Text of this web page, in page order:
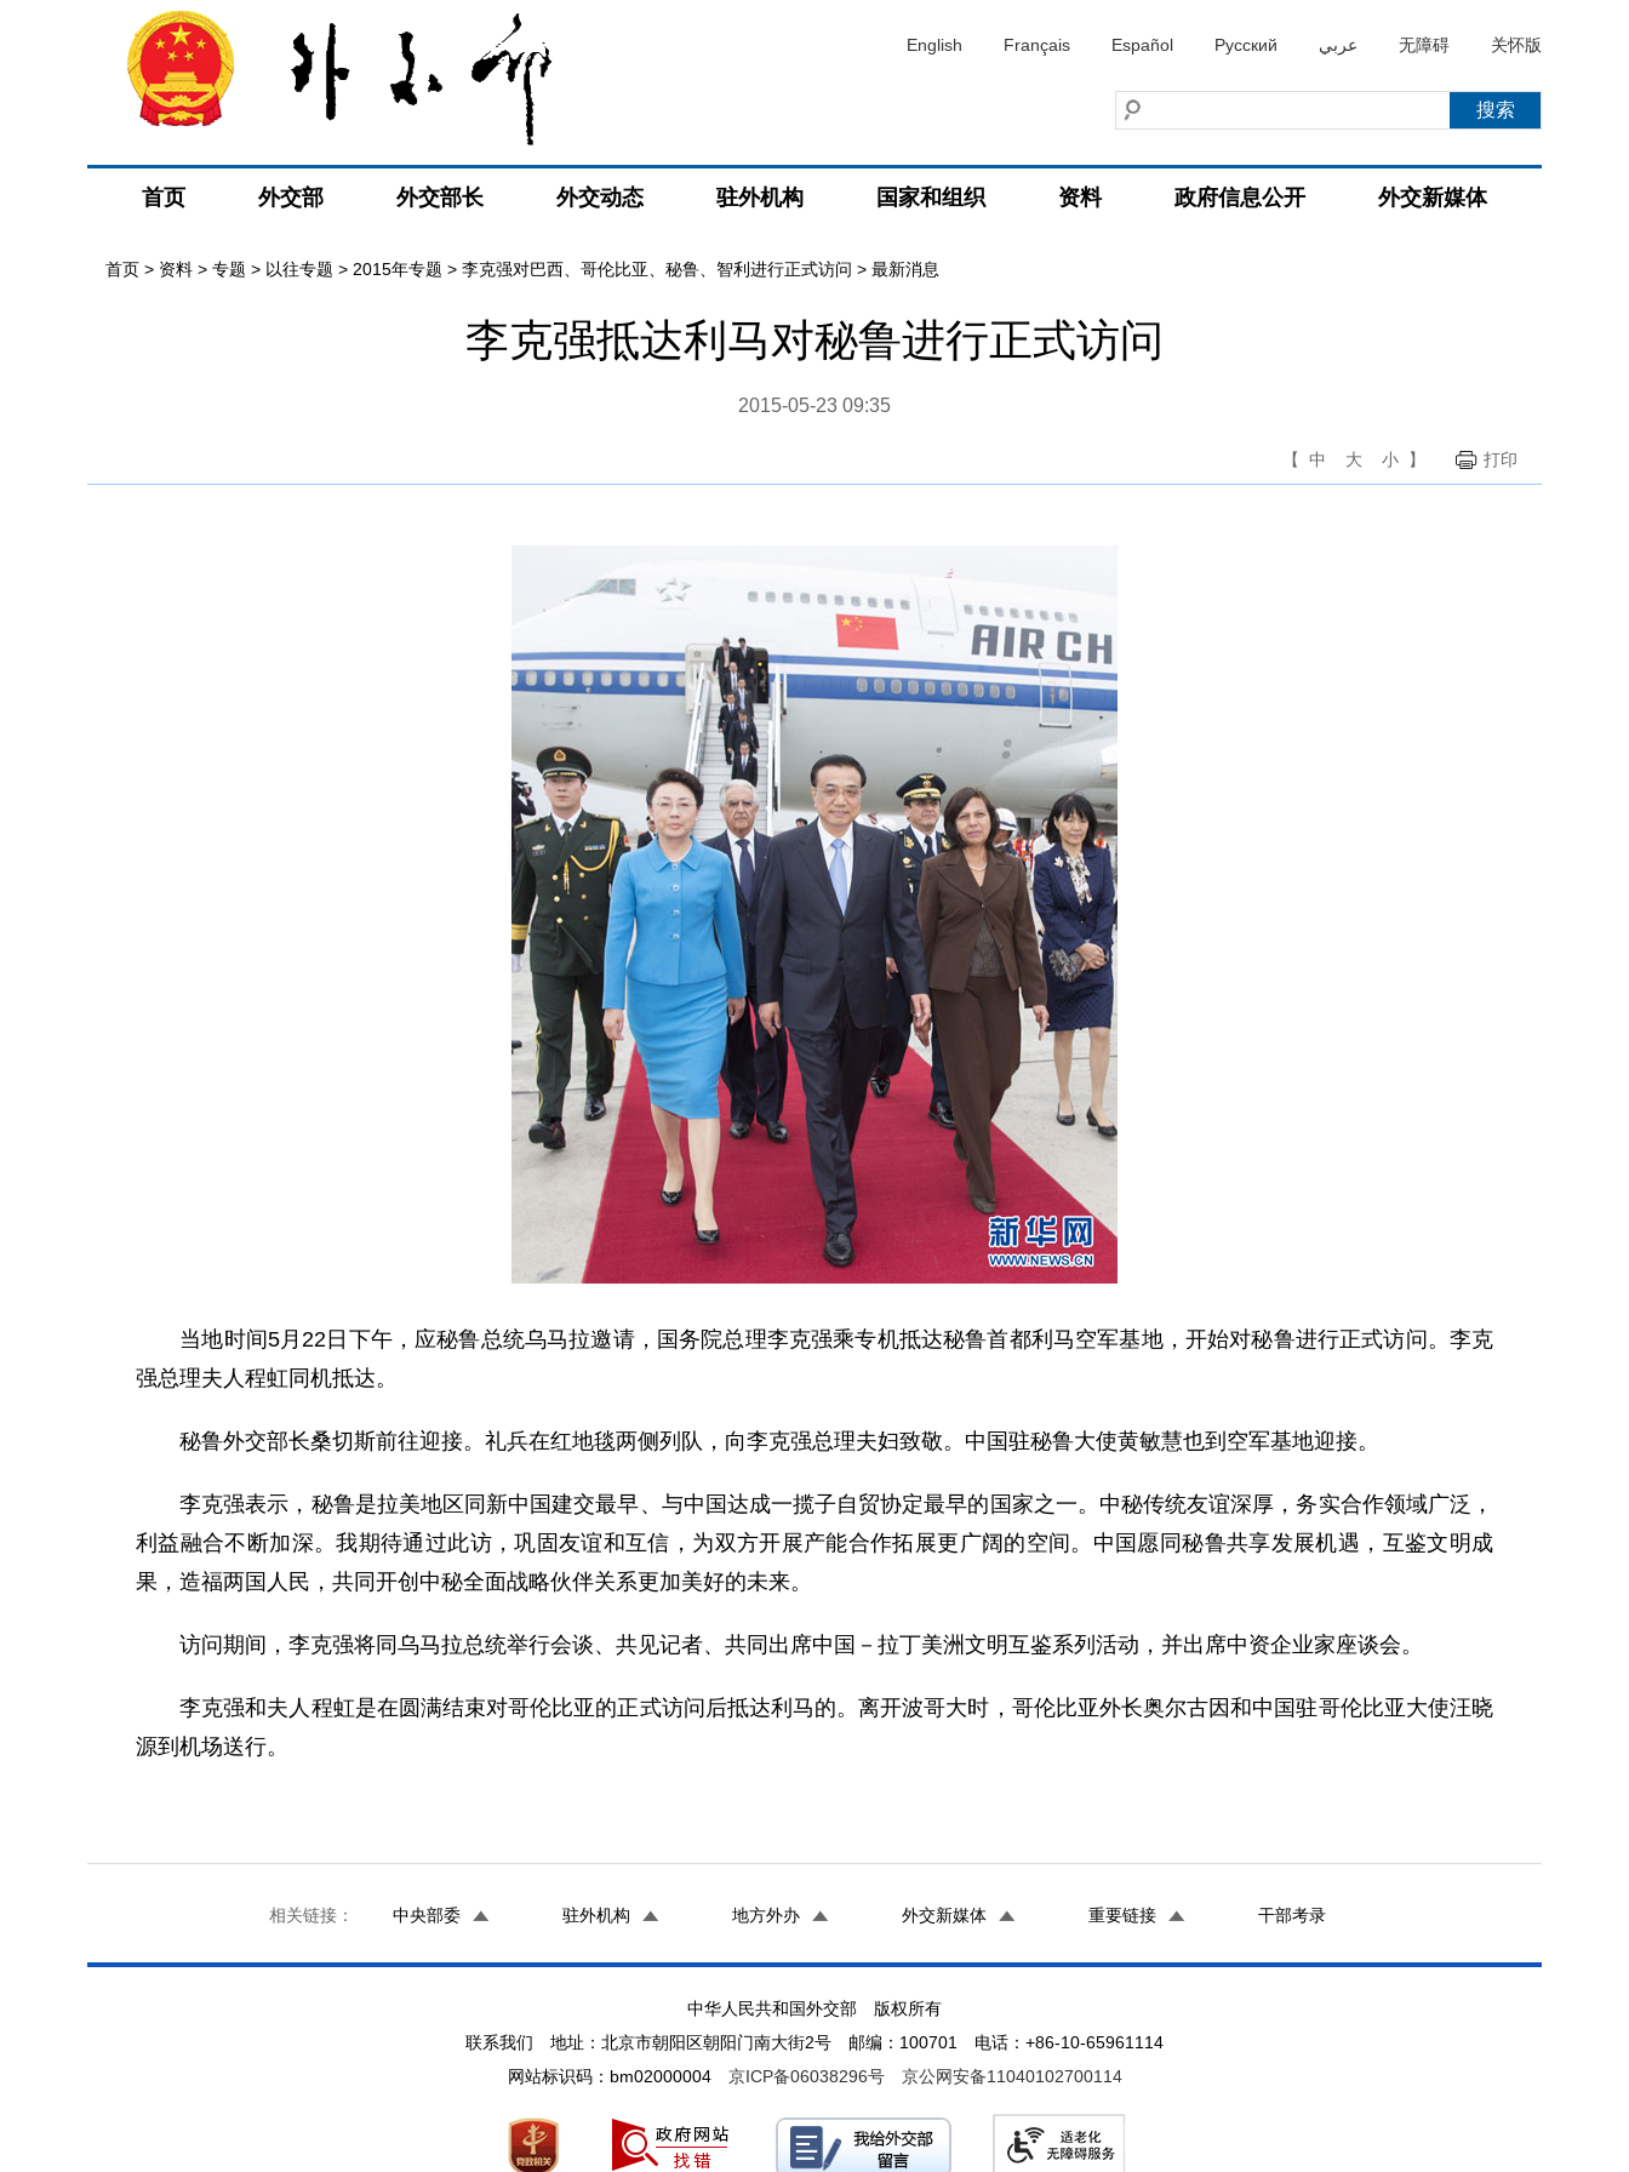
English Français Español Русский عربي 无障碍 关怀版
首页 外交部 外交部长 外交动态 驻外机构 国家和组织 资料 政府信息公开 外交新媒体
首页 > 资料 > 专题 > 以往专题 > 2015年专题 > 李克强对巴西、哥伦比亚、秘鲁、智利进行正式访问 > 最新消息
李克强抵达利马对秘鲁进行正式访问
2015-05-23 09:35
【 中 大 小 】 打印
当地时间5月22日下午，应秘鲁总统乌马拉邀请，国务院总理李克强乘专机抵达秘鲁首都利马空军基地，开始对秘鲁进行正式访问。李克
强总理夫人程虹同机抵达。
秘鲁外交部长桑切斯前往迎接。礼兵在红地毯两侧列队，向李克强总理夫妇致敬。中国驻秘鲁大使黄敏慧也到空军基地迎接。
李克强表示，秘鲁是拉美地区同新中国建交最早、与中国达成一揽子自贸协定最早的国家之一。中秘传统友谊深厚，务实合作领域广泛，
利益融合不断加深。我期待通过此访，巩固友谊和互信，为双方开展产能合作拓展更广阔的空间。中国愿同秘鲁共享发展机遇，互鉴文明成
果，造福两国人民，共同开创中秘全面战略伙伴关系更加美好的未来。
访问期间，李克强将同乌马拉总统举行会谈、共见记者、共同出席中国－拉丁美洲文明互鉴系列活动，并出席中资企业家座谈会。
李克强和夫人程虹是在圆满结束对哥伦比亚的正式访问后抵达利马的。离开波哥大时，哥伦比亚外长奥尔古因和中国驻哥伦比亚大使汪晓
源到机场送行。
相关链接： 中央部委 驻外机构 地方外办 外交新媒体 重要链接 干部考录
中华人民共和国外交部 版权所有
联系我们 地址：北京市朝阳区朝阳门南大街2号 邮编：100701 电话：+86-10-65961114
网站标识码：bm02000004 京ICP备06038296号 京公网安备11040102700114